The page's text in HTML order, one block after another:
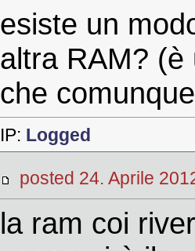
esiste un
altra RAM? (è
che
IP: Logged
posted 24. Aprile
la ram coi